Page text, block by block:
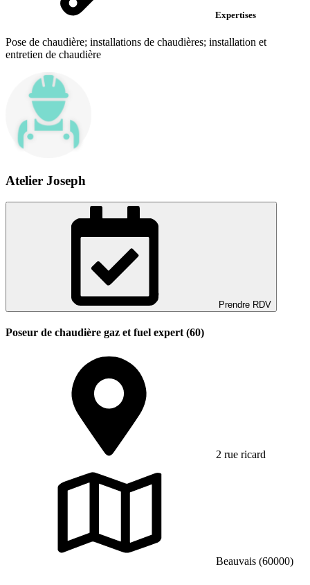
Expertises
Pose de chaudière; installations de chaudières; installation et
entretien de chaudière
Atelier Joseph
Prendre RDV
Poseur de chaudière gaz et fuel expert (60)
2 rue ricard
Beauvais (60000)